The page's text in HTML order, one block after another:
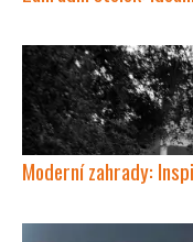
Moderní zahrady: